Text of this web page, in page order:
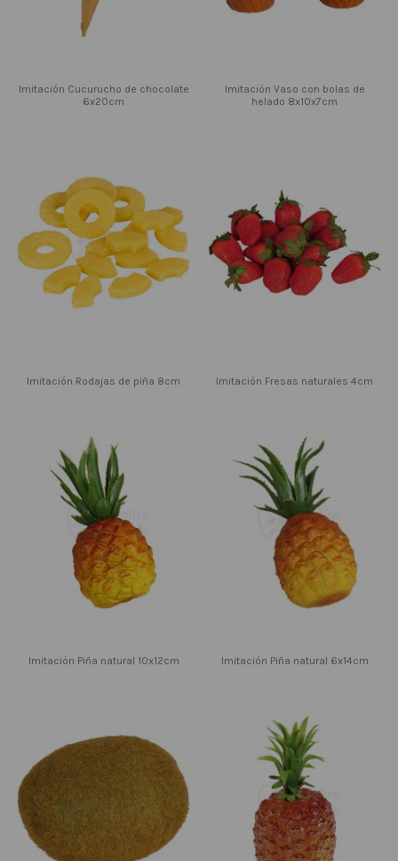
Imitación Cucurucho de chocolate
6x20cm
Imitación Vaso con bolas de
helado 8x10x7cm
Imitación Rodajas de piña 8cm Imitación Fresas naturales 4cm
Imitación Piña natural 10x12cm Imitación Piña natural 6x14cm